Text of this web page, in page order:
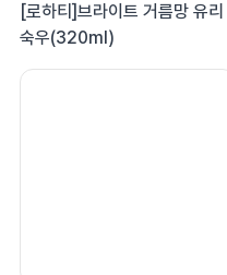
[로하티]브라이트 거름망 유리
숙우(320ml)